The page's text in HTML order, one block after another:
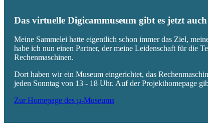
Das virtuelle Digicammuseum gibt es jetzt
Meine Sammelei hatte eigentlich schon immer das Ziel,
habe ich nun einen Partner, der meine Leidenschaft für die
Rechenmaschinen.
Dort haben wir ein Museum eingerichtet, das
jeden Sonntag von 13 - 18 Uhr. Auf der Projekthomepage
Zur Homepage des µ-Museums